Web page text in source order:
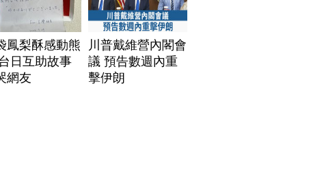
鳳梨酥感動熊
日互助故事
網友
川普戴維營內閣會
議 預告數週內重
擊伊朗